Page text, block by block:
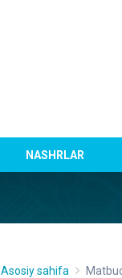
NASHRLAR
Asosiy sahifa